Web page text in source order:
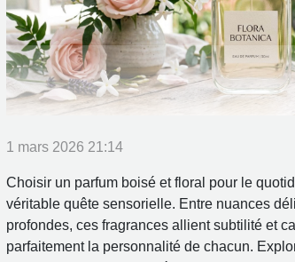
1 mars 2026 21:14
Choisir un parfum boisé et floral pour le
véritable quête sensorielle. Entre nuances
profondes, ces fragrances allient subtilité et
parfaitement la personnalité de chacun.